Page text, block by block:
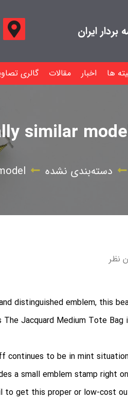
ایران
ها اخبار مقالات گالری
similar
دسته‌بندی نشده
نظر
distinguished emblem, this
The Jacquard Medium Tote
continues to be in mint
a small emblem stamp right
to get this proper or low-cost